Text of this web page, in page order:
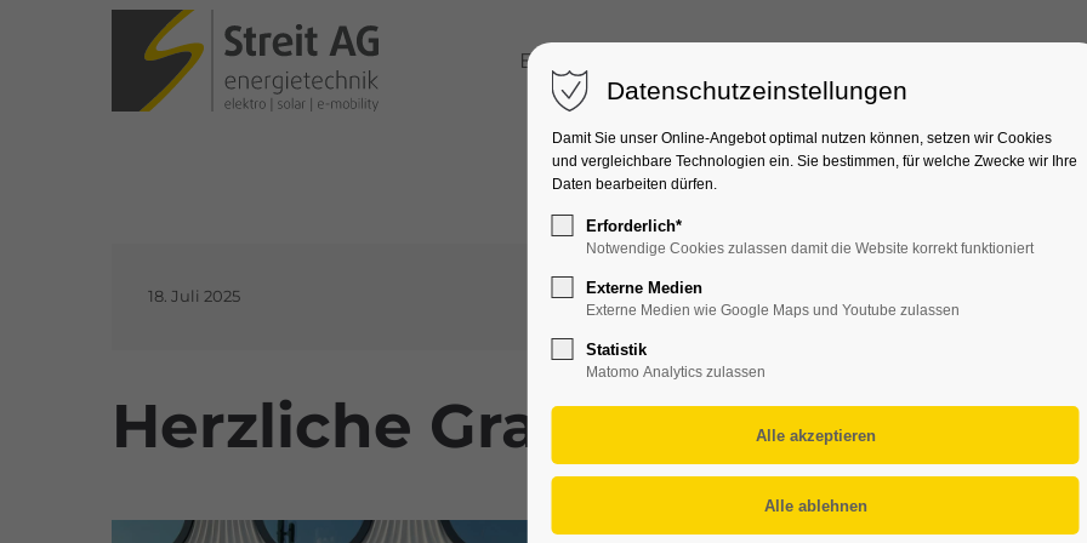
Elektro
18. Juli 2025
Herzliche Gratulation!
Datenschutzeinstellungen
Damit Sie unser Online-Angebot optimal nutzen können, setzen wir Cookies
und vergleichbare Technologien ein. Sie bestimmen, für welche Zwecke wir Ihre
Daten bearbeiten dürfen.
Erforderlich*
Notwendige Cookies zulassen damit die Website korrekt funktioniert
Externe Medien
Externe Medien wie Google Maps und Youtube zulassen
Statistik
Matomo Analytics zulassen